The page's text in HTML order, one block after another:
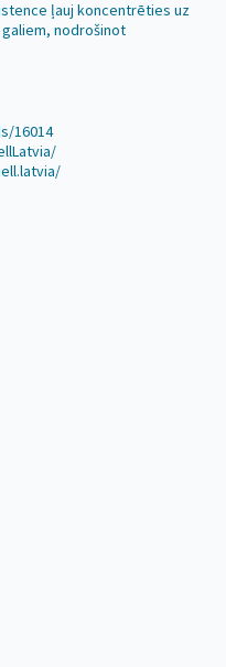
ļauj koncentrēties uz
nodrošinot
16014